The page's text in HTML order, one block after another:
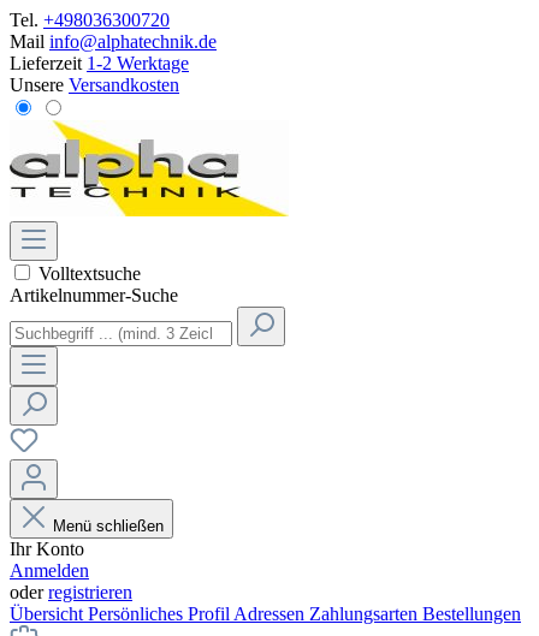
Tel. +498036300720
Mail info@alphatechnik.de
Lieferzeit 1-2 Werktage
Unsere Versandkosten
Volltextsuche
Artikelnummer-Suche
Menü schließen
Ihr Konto
Anmelden
oderregistrieren
Übersicht Persönliches Profil Adressen Zahlungsarten Bestellungen